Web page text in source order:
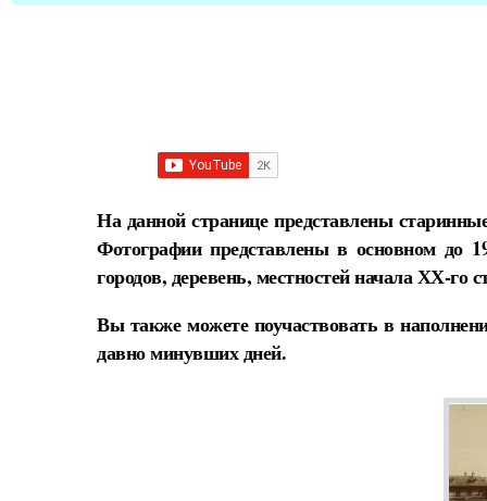
На данной странице представлены
Фотографии представлены в основном до
городов, деревень, местностей начала ХХ-го
Вы также можете поучаствовать в
давно минувших дней.